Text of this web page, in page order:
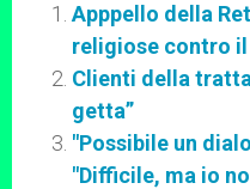
Apppello della
religiose contro
Clienti della
getta”
"Possibile un
"Difficile, ma io